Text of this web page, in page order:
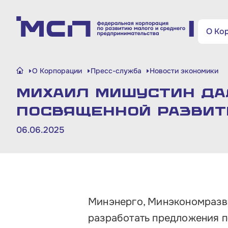
О
бизнесу
Банкам и финансовым
Поиск по сайту
О Корпорации Пресс-служба Новости экономики
Михаил Мишустин
посвященной
06.06.2025
Минэнерго,
разработать предложения